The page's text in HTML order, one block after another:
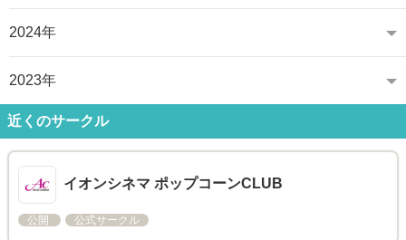
2024年
2023年
近くのサークル
イオンシネマ ポップコーンCLUB
公開 公式サークル